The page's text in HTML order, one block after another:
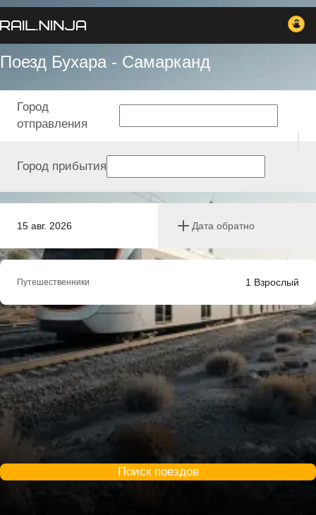
Поезд Бухара - Самарканд
15 авг. 2026 Дата обратно
Город
отправления
Город прибытия
Путешественники 1 Взрослый
Поиск поездов